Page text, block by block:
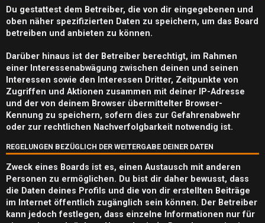
A
k
t
i
v
e
T
h
e
Du gestattest dem Betreiber, die von dir eingegebenen und
oben näher spezifizierten Daten zu speichern, um das Board
betreiben und anbieten zu können.
Darüber hinaus ist der Betreiber berechtigt, im Rahmen
einer Interessenabwägung zwischen deinen und seinen
Interessen sowie den Interessen Dritter, Zeitpunkte von
Zugriffen und Aktionen zusammen mit deiner IP-Adresse
und der von deinem Browser übermittelter Browser-
Kennung zu speichern, sofern dies zur Gefahrenabwehr
oder zur rechtlichen Nachverfolgbarkeit notwendig ist.
REGELUNGEN BEZÜGLICH DER WEITERGABE DEINER DATEN
Zweck eines Boards ist es, einen Austausch mit anderen
Personen zu ermöglichen. Du bist dir daher bewusst, dass
die Daten deines Profils und die von dir erstellten Beiträge
im Internet öffentlich zugänglich sein können. Der Betreiber
kann jedoch festlegen, dass einzelne Informationen nur für